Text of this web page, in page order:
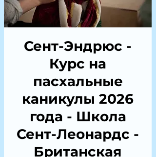
Сент-Эндрюс -
Курс на
пасхальные
каникулы 2026
года - Школа
Сент-Леонардс -
Британская